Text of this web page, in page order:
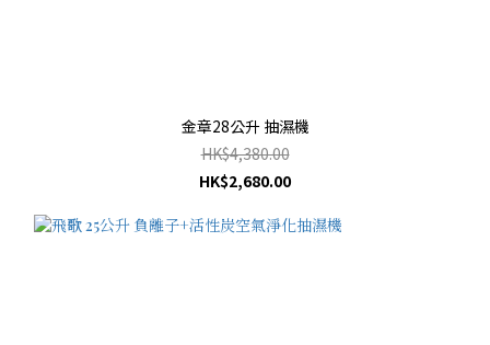
金章28公升 抽濕機
HK$4,380.00
HK$2,680.00